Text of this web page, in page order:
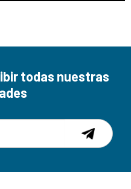
todas nuestras